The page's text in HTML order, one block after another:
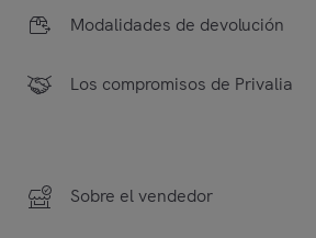
Modalidades de devolución
Los compromisos de Privalia
Sobre el vendedor